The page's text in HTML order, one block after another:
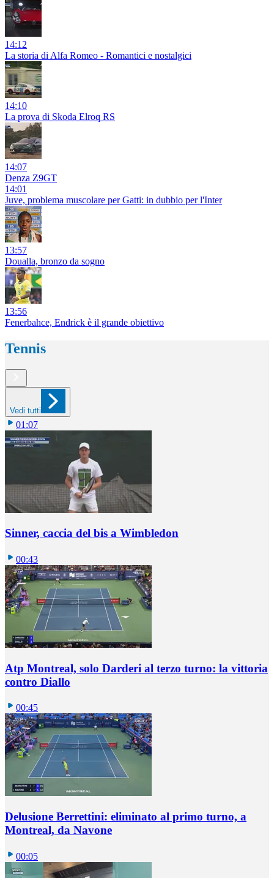
14:12
La storia di Alfa Romeo - Romantici e nostalgici
14:10
La prova di Skoda Elroq RS
14:07
Denza Z9GT
14:01
Juve, problema muscolare per Gatti: in dubbio per l'Inter
13:57
Doualla, bronzo da sogno
13:56
Fenerbahce, Endrick è il grande obiettivo
Tennis
Vedi tutti
01:07
Sinner, caccia del bis a Wimbledon
00:43
Atp Montreal, solo Darderi al terzo turno: la vittoria
contro Diallo
00:45
Delusione Berrettini: eliminato al primo turno, a
Montreal, da Navone
00:05